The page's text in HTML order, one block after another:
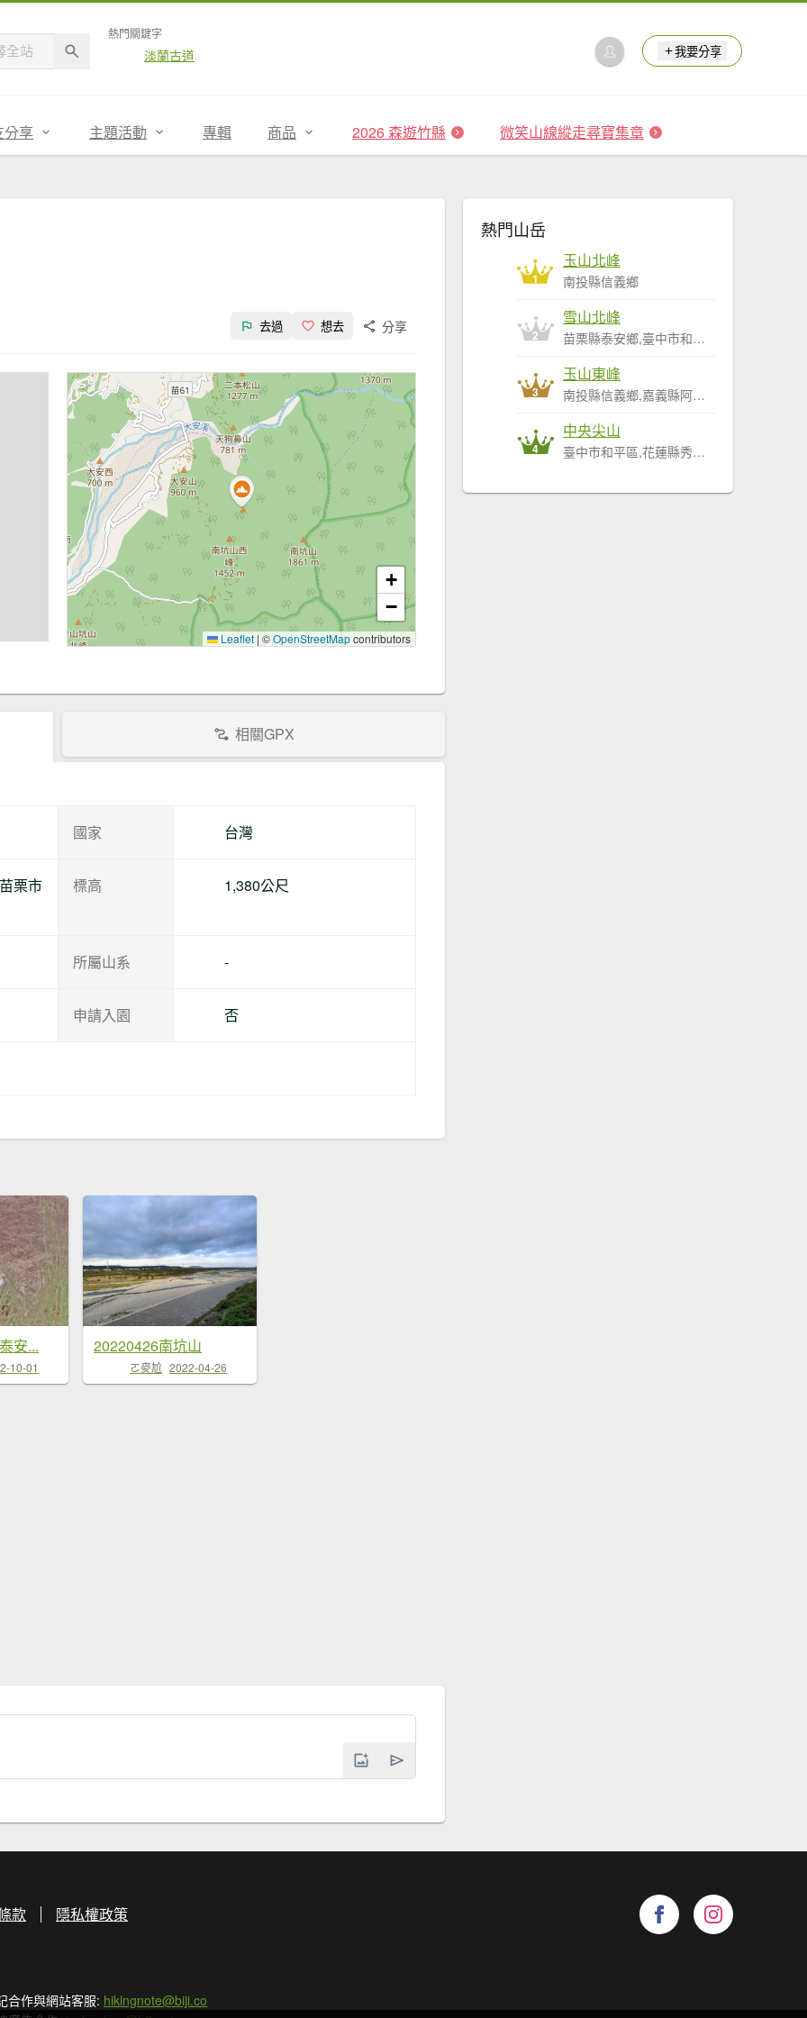
熱門關鍵字
淡蘭古道 我要分享
分享 主題活動 專輯 商品 2026 森遊竹縣 微笑山線縱走尋寶集章
去過 想去 分享
+
−
Leaflet | ©OpenStreetMapcontributors
相關GPX
國家 台灣
栗市 標高 1,380公尺
所屬山系 -
申請入園 否
安...
10-01
20220426南坑山
ㄛ麥尬 2022-04-26
熱門山岳
1
玉山北峰
南投縣信義鄉
2
雪山北峰
苗栗縣泰安鄉,臺中市和平區
3
玉山東峰
南投縣信義鄉,嘉義縣阿里山鄉
4
中央尖山
臺中市和平區,花蓮縣秀林鄉
款 隱私權政策
合作與網站客服: hikingnote@biji.co